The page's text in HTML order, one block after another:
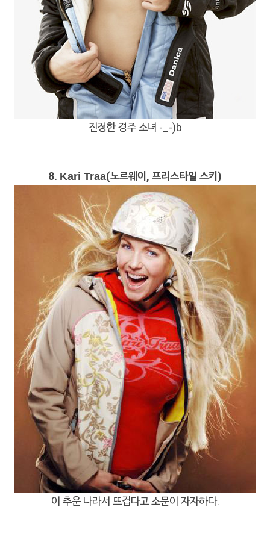
진정한 경주 소녀 -_-)b
8. Kari Traa(노르웨이, 프리스타일 스키)
이 추운 나라서 뜨겁다고 소문이 자자하다.